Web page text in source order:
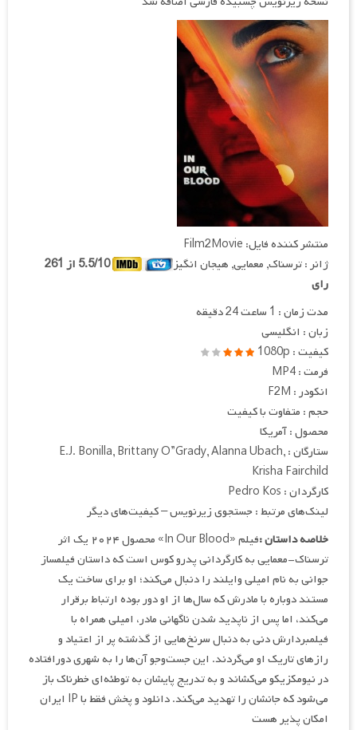
منتشر کننده فایل: Film2Movie
ژانر : ترسناک, معمایی, هیجان انگیز
5.5/10 از 261
رای
مدت زمان : 1 ساعت 24 دقیقه
زبان : انگلیسی
کیفیت : 1080p
فرمت : MP4
انکودر : F2M
حجم : متفاوت با کیفیت
محصول : آمریکا
ستارگان : E.J. Bonilla, Brittany O”Grady, Alanna Ubach,
Krisha Fairchild
کارگردان : Pedro Kos
لینک‌های مرتبط : جستجوی زیرنویس – کیفیت‌های دیگر
خلاصه داستان :
فیلم «In Our Blood» محصول ۲۰۲۴ یک اثر
ترسناک-معمایی به کارگردانی پدرو کوس است که داستان فیلمساز
جوانی به نام امیلی وایلند را دنبال می‌کند؛ او برای ساخت یک
مستند دوباره با مادرش که سال‌ها از او دور بوده ارتباط برقرار
می‌کند، اما پس از ناپدید شدن ناگهانی مادر، امیلی همراه با
فیلمبردارش دنی به دنبال سرنخ‌هایی از گذشته پر از اعتیاد و
رازهای تاریک او می‌گردند. این جست‌وجو آن‌ها را به شهری دورافتاده
در نیومکزیکو می‌کشاند و به تدریج پایشان به توطئه‌ای خطرناک باز
می‌شود که جانشان را تهدید می‌کند. دانلود و پخش فقط با IP ایران
امکان پذیر هست